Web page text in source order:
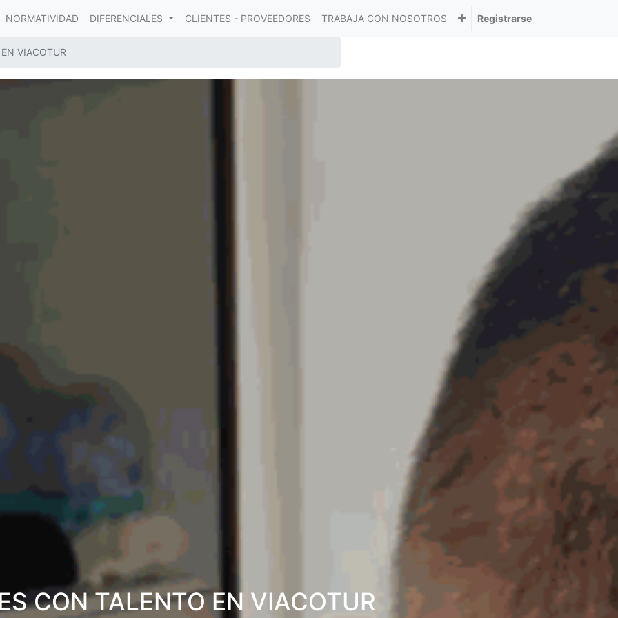
NORMATIVIDAD DIFERENCIALES CLIENTES - PROVEEDORES TRABAJA CON NOSOTROS Registrarse
VIACOTUR
CON TALENTO EN VIACOTUR